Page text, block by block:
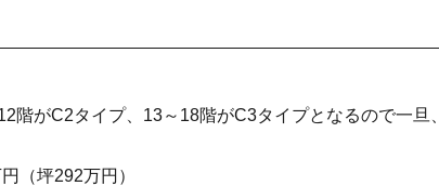
階がC2タイプ、13～18階がC3タイプとなるので一旦、
（坪292万円）